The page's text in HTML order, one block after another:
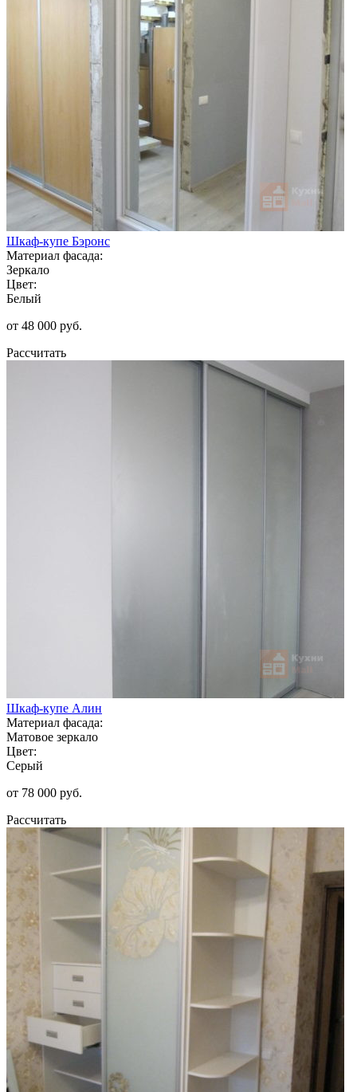
Шкаф-купе Бэронс
Материал фасада:
Зеркало
Цвет:
Белый
от 48 000 руб.
Рассчитать
Шкаф-купе Алин
Материал фасада:
Матовое зеркало
Цвет:
Серый
от 78 000 руб.
Рассчитать